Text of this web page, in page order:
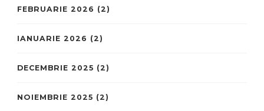
FEBRUARIE 2026 (2)
IANUARIE 2026 (2)
DECEMBRIE 2025 (2)
NOIEMBRIE 2025 (2)